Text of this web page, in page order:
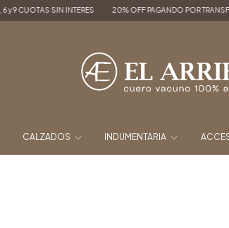
20% OFF PAGANDO POR TRANSFERENCIA ENVÍOS A
CALZADOS INDUMENTARIA